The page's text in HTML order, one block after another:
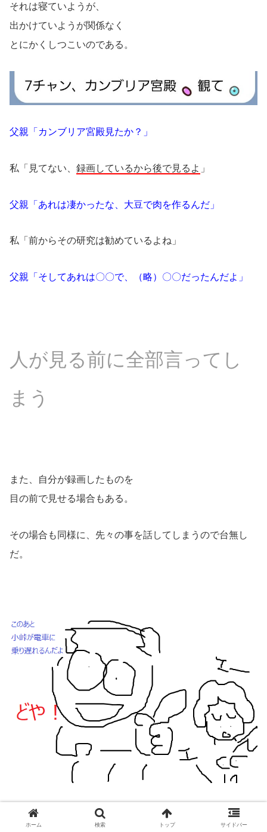
それは寝ていようが、
出かけていようが関係なく
とにかくしつこいのである。
父親「カンブリア宮殿見たか？」
私「見てない、 録画しているから後で見るよ 」
父親「あれは凄かったな、大豆で肉を作るんだ」
私「前からその研究は勧めているよね」
父親「そしてあれは〇〇で、（略）〇〇だったんだよ」
人が見る前に全部言ってし
まう
また、自分が録画したものを
目の前で見せる場合もある。
その場合も同様に、先々の事を話してしまうので台無し
だ。
ホーム 検索 トップ サイドバー